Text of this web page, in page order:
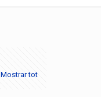
Mostrar tot